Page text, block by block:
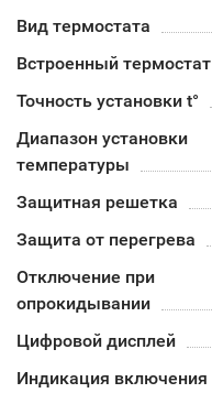
Вид термостата
Встроенный термостат
Точность установки t°
Диапазон установки
температуры
Защитная решетка
Защита от перегрева
Отключение при
опрокидывании
Цифровой дисплей
Индикация включения